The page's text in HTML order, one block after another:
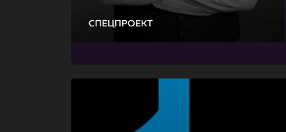
СПЕЦПРОЕКТ